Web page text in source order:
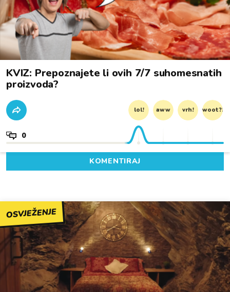
KVIZ: Prepoznajete li ovih 7/7 suhomesnatih
proizvoda?
lol! aww vrh! woot?!
0
KOMENTIRAJ
OSVJEŽENJE